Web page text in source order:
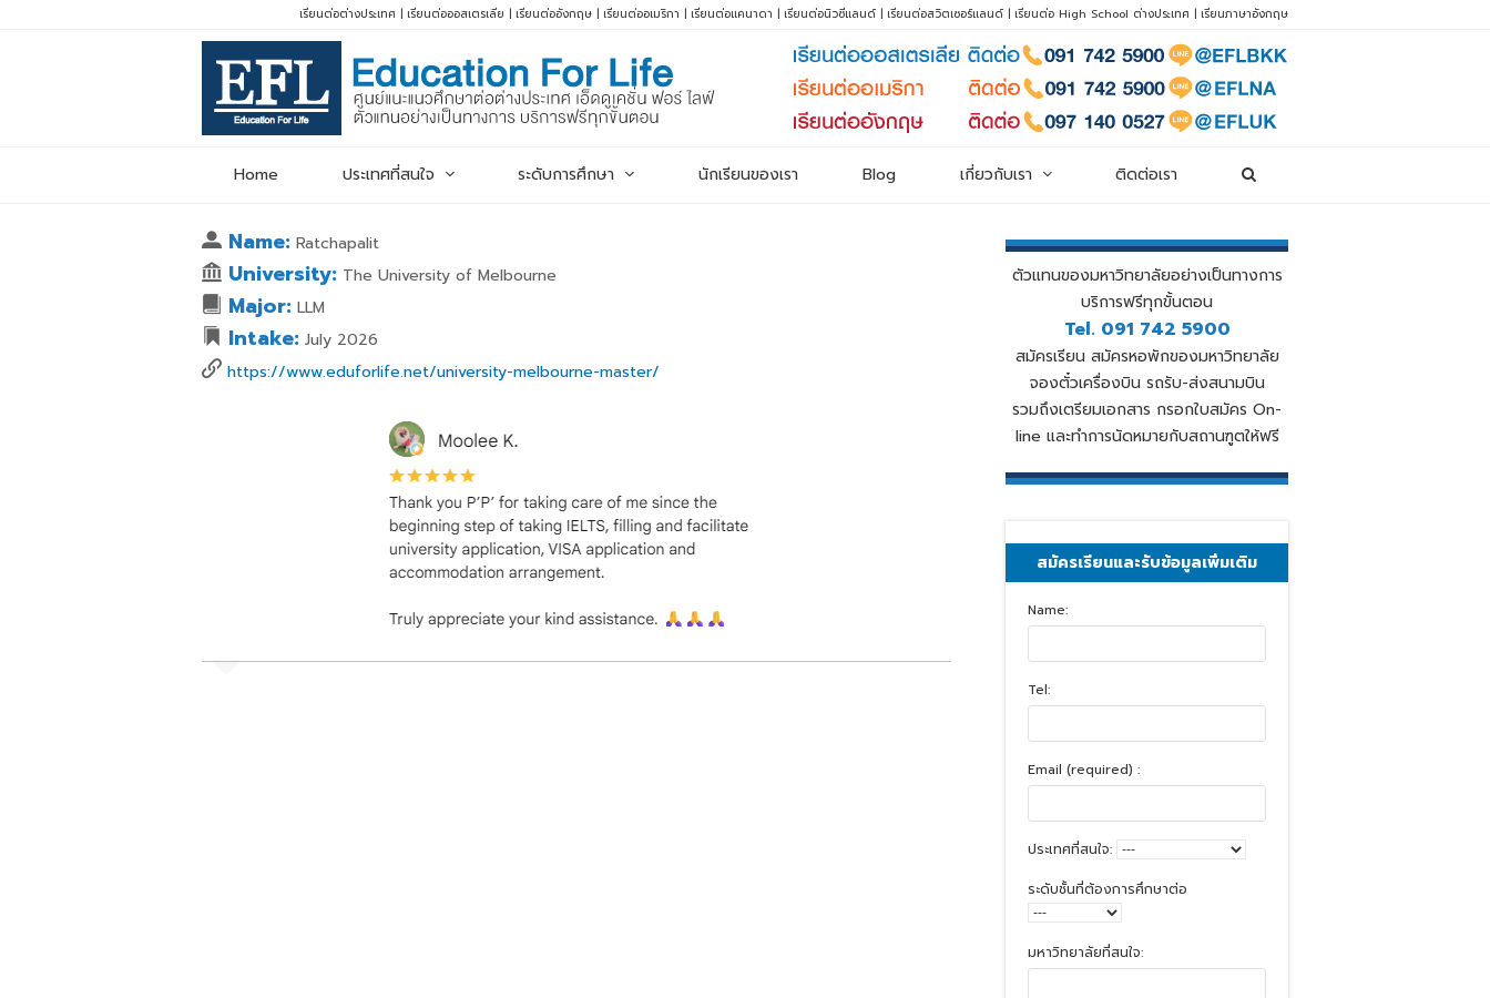
เรียนต่อต่างประเทศ | เรียนต่อออสเตรเลีย | เรียนต่ออังกฤษ | เรียนต่ออเมริกา | เรียนต่อแคนาดา | เรียนต่อนิวซีแลนด์ | เรียนต่อสวิตเซอร์แลนด์ | เรียนต่อ High School ต่างประเทศ | เรียนภาษาอังกฤษ
Home ประเทศที่สนใจ ระดับการศึกษา นักเรียนของเรา Blog เกี่ยวกับเรา ติดต่อเรา
Name: Ratchapalit
University: The University of Melbourne
Major: LLM
Intake: July 2026
https://www.eduforlife.net/university-melbourne-master/
ตัวแทนของมหาวิทยาลัยอย่างเป็นทางการ
บริการฟรีทุกขั้นตอน
Tel. 091 742 5900
สมัครเรียน สมัครหอพักของมหาวิทยาลัย
จองตั๋วเครื่องบิน รถรับ-ส่งสนามบิน
รวมถึงเตรียมเอกสาร กรอกใบสมัคร On-
line และทำการนัดหมายกับสถานฑูตให้ฟรี
สมัครเรียนและรับข้อมูลเพิ่มเติม
Name:
Tel:
Email (required) :
ประเทศที่สนใจ:
ระดับชั้นที่ต้องการศึกษาต่อ
มหาวิทยาลัยที่สนใจ: